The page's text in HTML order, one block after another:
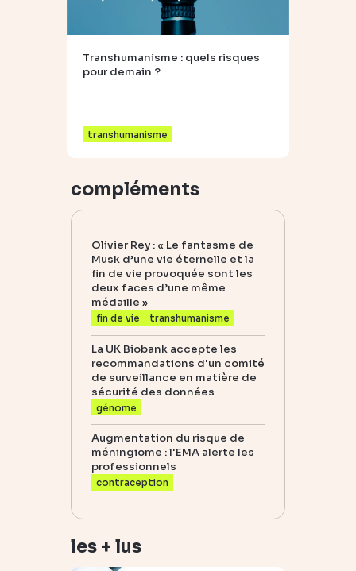
Transhumanisme : quels risques
pour demain ?
transhumanisme
compléments
Olivier Rey : « Le fantasme de
Musk d’une vie éternelle et la
fin de vie provoquée sont les
deux faces d’une même
médaille »
fin de vie transhumanisme
La UK Biobank accepte les
recommandations d'un comité
de surveillance en matière de
sécurité des données
génome
Augmentation du risque de
méningiome : l'EMA alerte les
professionnels
contraception
les + lus